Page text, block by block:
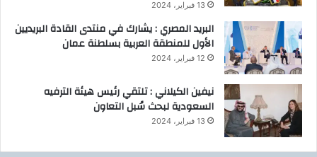
13 فبراير، 2024
البريد المصري : يشارك في منتدى القادة البريديين
الأول للمنطقة العربية بسلطنة عمان
12 فبراير، 2024
نيفين الكيلاني : تلتقي رئيس هيئة الترفيه
السعودية لبحث سُبل التعاون
13 فبراير، 2024